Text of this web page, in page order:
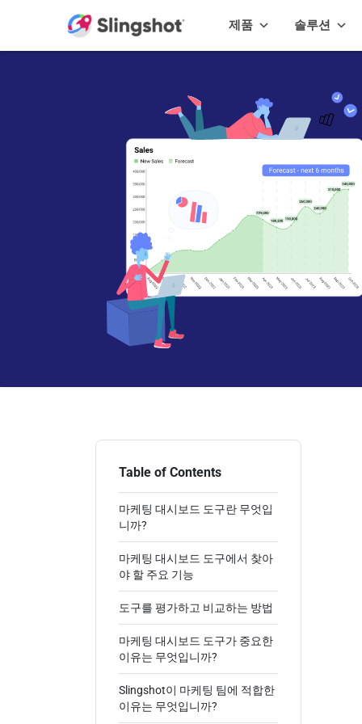
제품 솔루션
Table of Contents
마케팅 대시보드 도구란 무엇입
니까?
마케팅 대시보드 도구에서 찾아
야 할 주요 기능
도구를 평가하고 비교하는 방법
마케팅 대시보드 도구가 중요한
이유는 무엇입니까?
Slingshot이 마케팅 팀에 적합한
이유는 무엇입니까?